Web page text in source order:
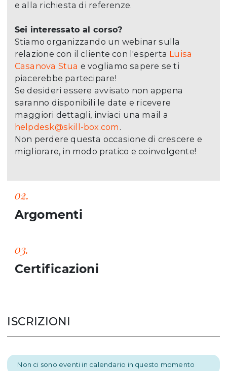
e alla richiesta di referenze.
Sei interessato al corso?
Stiamo organizzando un webinar sulla
relazione con il cliente con l'esperta Luisa
Casanova Stua e vogliamo sapere se ti
piacerebbe partecipare!
Se desideri essere avvisato non appena
saranno disponibili le date e ricevere
maggiori dettagli, inviaci una mail a
helpdesk@skill-box.com .
Non perdere questa occasione di crescere e
migliorare, in modo pratico e coinvolgente!
02.
Argomenti
03.
Certificazioni
ISCRIZIONI
Non ci sono eventi in calendario in questo momento